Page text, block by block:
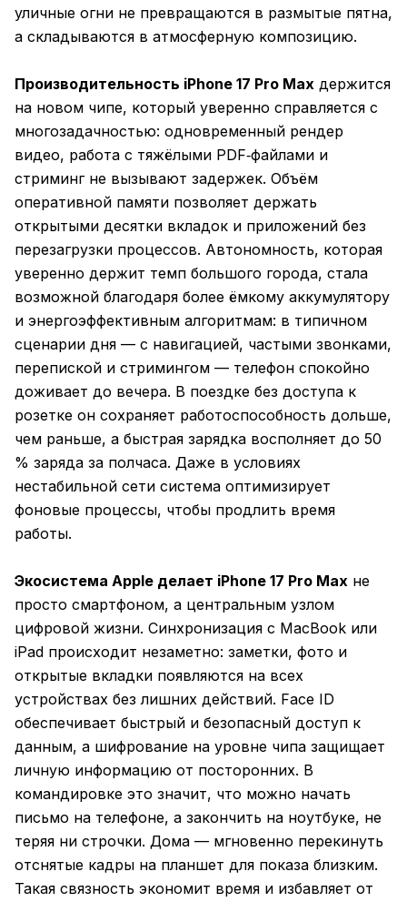
уличные огни не превращаются в размытые пятна,
а складываются в атмосферную композицию.
Производительность iPhone 17 Pro Max держится
на новом чипе, который уверенно справляется с
многозадачностью: одновременный рендер
видео, работа с тяжёлыми PDF‑файлами и
стриминг не вызывают задержек. Объём
оперативной памяти позволяет держать
открытыми десятки вкладок и приложений без
перезагрузки процессов. Автономность, которая
уверенно держит темп большого города, стала
возможной благодаря более ёмкому аккумулятору
и энергоэффективным алгоритмам: в типичном
сценарии дня — с навигацией, частыми звонками,
перепиской и стримингом — телефон спокойно
доживает до вечера. В поездке без доступа к
розетке он сохраняет работоспособность дольше,
чем раньше, а быстрая зарядка восполняет до 50
% заряда за полчаса. Даже в условиях
нестабильной сети система оптимизирует
фоновые процессы, чтобы продлить время
работы.
Экосистема Apple делает iPhone 17 Pro Max не
просто смартфоном, а центральным узлом
цифровой жизни. Синхронизация с MacBook или
iPad происходит незаметно: заметки, фото и
открытые вкладки появляются на всех
устройствах без лишних действий. Face ID
обеспечивает быстрый и безопасный доступ к
данным, а шифрование на уровне чипа защищает
личную информацию от посторонних. В
командировке это значит, что можно начать
письмо на телефоне, а закончить на ноутбуке, не
теряя ни строчки. Дома — мгновенно перекинуть
отснятые кадры на планшет для показа близким.
Такая связность экономит время и избавляет от